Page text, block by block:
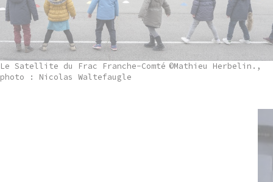
Le Satellite du Frac Franche-Comté ©Mathieu Herbelin.,
photo : Nicolas Waltefaugle